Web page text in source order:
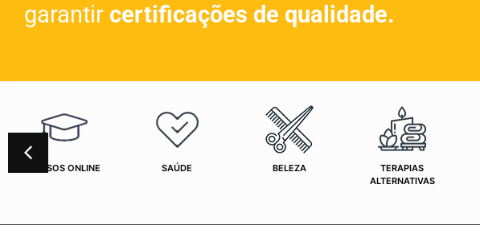
garantir certificações de qualidade.
CURSOS ONLINE SAÚDE BELEZA
TERAPIAS
ALTERNATIVAS